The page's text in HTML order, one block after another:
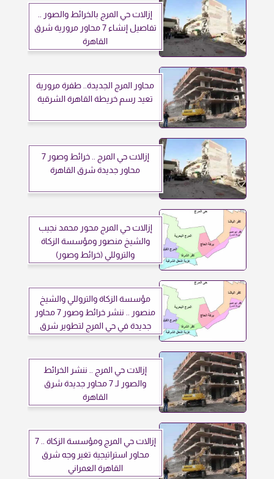
إزالات حي المرج بالخرائط والصور ..
تفاصيل إنشاء 7 محاور مرورية شرق
القاهرة
محاور المرج الجديدة.. طفرة مرورية
تعيد رسم خريطة القاهرة الشرقية
إزالات حي المرج .. خرائط وصور 7
محاور جديدة شرق القاهرة
إزالات حي المرج محور محمد نجيب
والشيخ منصور ومؤسسة الزكاة
والتروللي (خرائط وصور)
مؤسسة الزكاة والتروللي والشيخ
منصور .. ننشر خرائط وصور 7 محاور
جديدة في حي المرج لتطوير شرق
إزالات حي المرج .. ننشر الخرائط
والصور لـ 7 محاور جديدة شرق
القاهرة
إزالات حي المرج ومؤسسة الزكاة .. 7
محاور استراتيجية تغير وجه شرق
القاهرة العمراني